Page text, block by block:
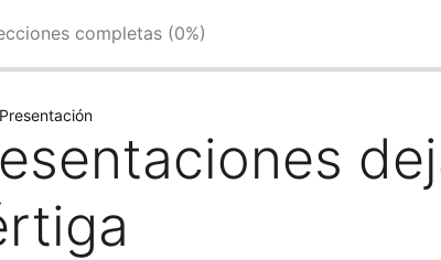
completas (0%)
uie